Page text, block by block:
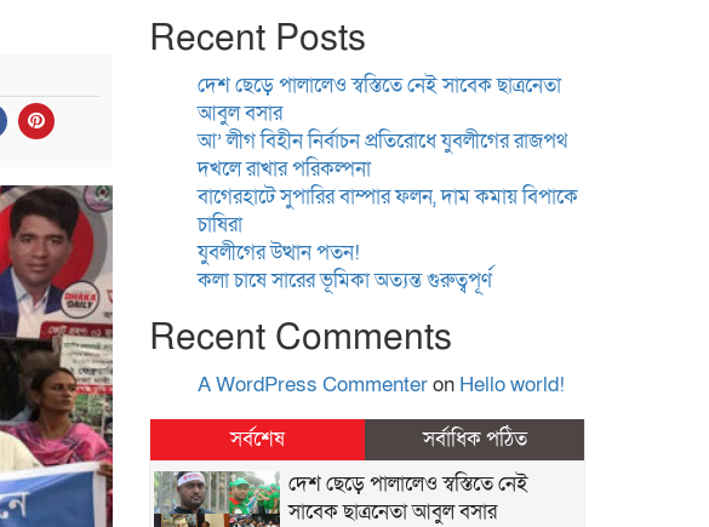
Recent Posts
দেশ ছেড়ে পালালেও স্বস্তিতে নেই সাবেক ছাত্রনেতা
আবুল বসার
আ’ লীগ বিহীন নির্বাচন প্রতিরোধে যুবলীগের রাজপথ
দখলে রাখার পরিকল্পনা
বাগেরহাটে সুপারির বাম্পার ফলন, দাম কমায় বিপাকে
চাষিরা
যুবলীগের উত্থান পতন!
কলা চাষে সারের ভূমিকা অত্যন্ত গুরুত্বপূর্ণ
Recent Comments
A WordPress Commenteron Hello world!
সর্বশেষ
সর্বাধিক পঠিত
দেশ ছেড়ে পালালেও স্বস্তিতে নেই
সাবেক ছাত্রনেতা আবুল বসার